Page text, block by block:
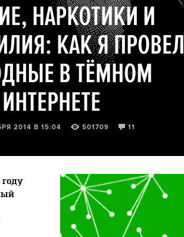
НАРКОТИКИ И
КАК Я ПРОВЕЛ
В ТЁМНОМ
ИНТЕРНЕТЕ
2014 В 15:04 501709 11